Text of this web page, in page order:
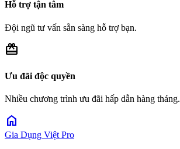
Hỗ trợ tận tâm
Đội ngũ tư vấn sẵn sàng hỗ trợ bạn.
redeem
Ưu đãi độc quyền
Nhiều chương trình ưu đãi hấp dẫn hàng tháng.
home
Gia Dụng Việt Pro